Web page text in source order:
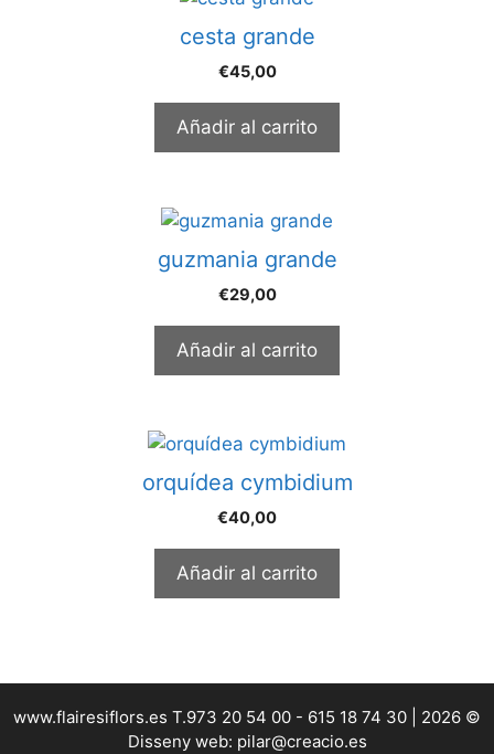
cesta grande
€45,00
Añadir al carrito
guzmania grande
€29,00
Añadir al carrito
orquídea cymbidium
€40,00
Añadir al carrito
www.flairesiflors.es T.973 20 54 00 - 615 18 74 30 | 2026 ©
Disseny web: pilar@creacio.es